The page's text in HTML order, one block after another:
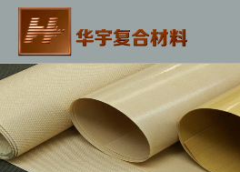
网站首页
关于我们